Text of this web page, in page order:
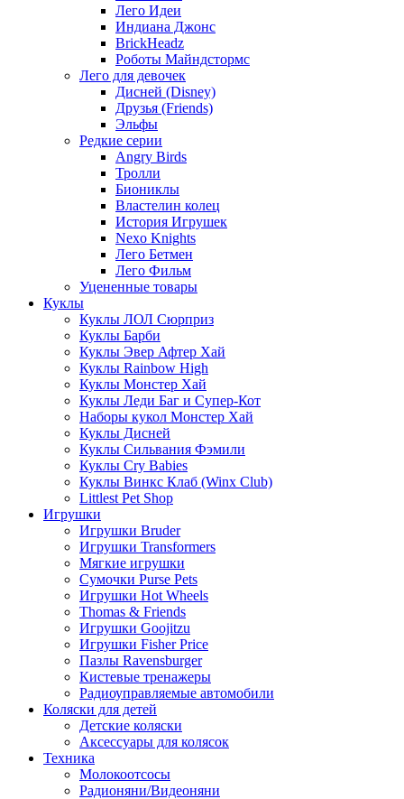
Лего Идеи
Индиана Джонс
BrickHeadz
Роботы Майндстормс
Лего для девочек
Дисней (Disney)
Друзья (Friends)
Эльфы
Редкие серии
Angry Birds
Тролли
Биониклы
Властелин колец
История Игрушек
Nexo Knights
Лего Бетмен
Лего Фильм
Уцененные товары
Куклы
Куклы ЛОЛ Сюрприз
Куклы Барби
Куклы Эвер Афтер Хай
Куклы Rainbow High
Куклы Монстер Хай
Куклы Леди Баг и Супер-Кот
Наборы кукол Монстер Хай
Куклы Дисней
Куклы Сильвания Фэмили
Куклы Cry Babies
Куклы Винкс Клаб (Winx Club)
Littlest Pet Shop
Игрушки
Игрушки Bruder
Игрушки Transformers
Мягкие игрушки
Сумочки Purse Pets
Игрушки Hot Wheels
Thomas & Friends
Игрушки Goojitzu
Игрушки Fisher Price
Пазлы Ravensburger
Кистевые тренажеры
Радиоуправляемые автомобили
Коляски для детей
Детские коляски
Аксессуары для колясок
Техника
Молокоотсосы
Радионяни/Видеоняни